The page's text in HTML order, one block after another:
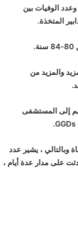
الوفيات بين
المتخذة.
والمزيد من
إلى المستشفى
وبالتالي ، يشير عدد
على مدار عدة أيام ،